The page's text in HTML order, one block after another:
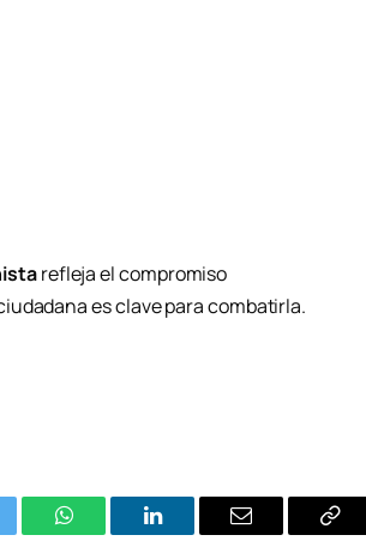
refleja el compromiso
es clave para combatirla.
WhatsAppLinkedIn Email